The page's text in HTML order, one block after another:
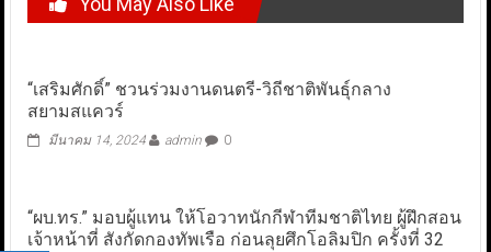
“เสริมศักดิ์” ชวนร่วมงานดนตรี-วิถีชาติพันธุ์กลาง
สยามสแควร์
มีนาคม 14, 2024 admin 0
“ผบ.ทร.” มอบผู้แทน ให้โอวาทนักกีฬาทีมชาติไทย ผู้ฝึกสอน
เจ้าหน้าที่ สังกัดกองทัพเรือ ก่อนลุยศึกโอลิมปิก ครั้งที่ 32